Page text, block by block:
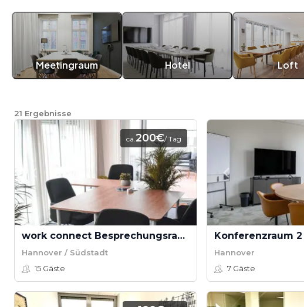
Meetingraum Hotel Loft
21 Ergebnisse
ca.200€/ Tag
work connect Besprechungsraum
Hannover / Südstadt
15 Gäste
Konferenzraum 2
Hannover
7 Gäste